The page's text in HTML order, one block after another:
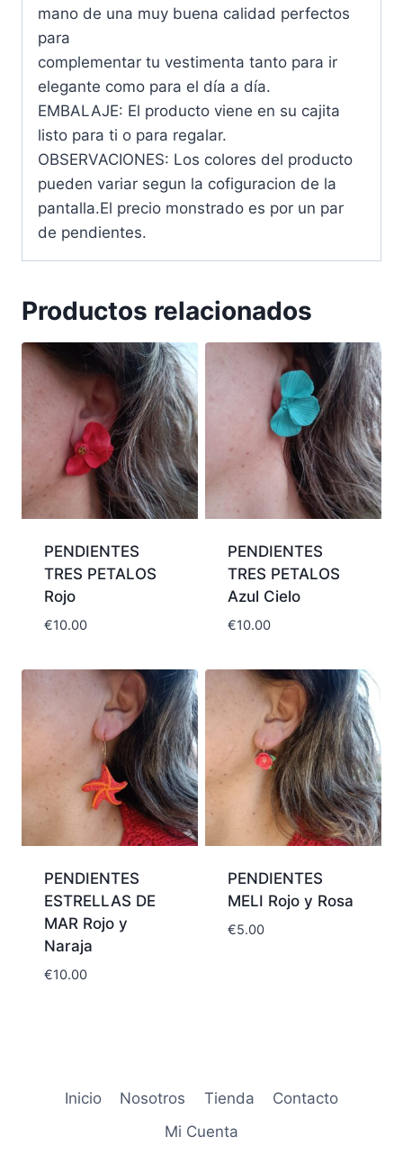
mano de una muy buena calidad perfectos
para
complementar tu vestimenta tanto para ir
elegante como para el día a día.
EMBALAJE: El producto viene en su cajita
listo para ti o para regalar.
OBSERVACIONES: Los colores del producto
pueden variar segun la cofiguracion de la
pantalla.El precio monstrado es por un par
de pendientes.
Productos relacionados
PENDIENTES
TRES PETALOS
Rojo
€10.00
PENDIENTES
TRES PETALOS
Azul Cielo
€10.00
PENDIENTES
ESTRELLAS DE
MAR Rojo y
Naraja
€10.00
PENDIENTES
MELI Rojo y Rosa
€5.00
Inicio Nosotros Tienda
Contacto
Mi Cuenta